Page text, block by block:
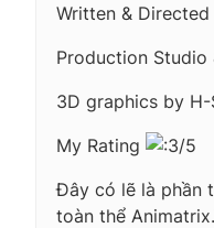
Written &
Production Studio
3D graphics by
My Rating
/5
Đây có lẽ là phần
toàn thể